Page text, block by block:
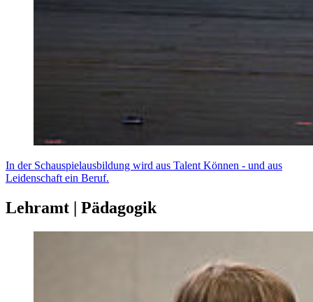
In der Schauspielausbildung wird aus Talent Können - und aus
Leidenschaft ein Beruf.
Lehramt | Pädagogik